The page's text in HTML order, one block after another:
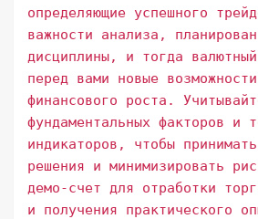
определяющие успешного
важности анализа,
дисциплины, и тогда
перед вами новые
финансового роста.
фундаментальных факторов и
индикаторов, чтобы
решения и минимизировать
демо-счет для отработки
и получения практического